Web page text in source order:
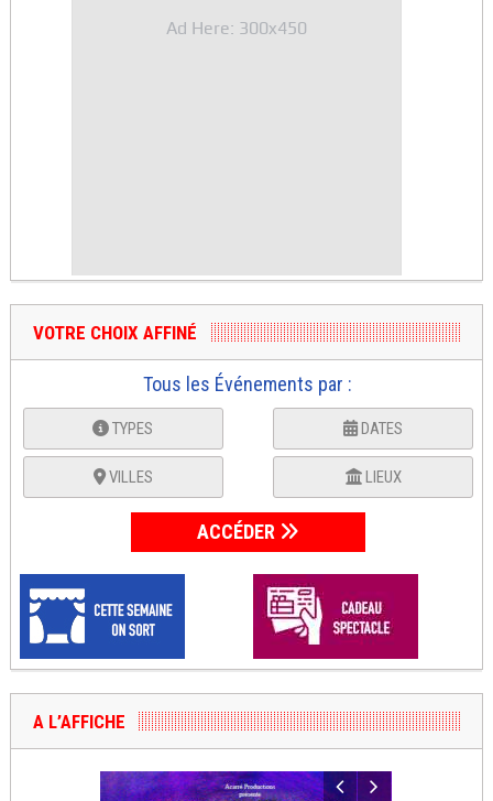
Ad Here: 300x450
VOTRE CHOIX AFFINÉ
Tous les Événements par :
TYPES DATES
VILLES LIEUX
ACCÉDER
A L’AFFICHE